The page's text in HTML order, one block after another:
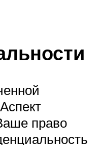
право